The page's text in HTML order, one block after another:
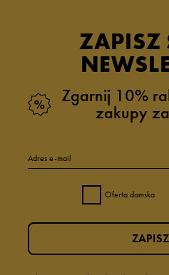
ZAPISZ
Zgarnij 10%
zakupy
Adres e-mail
Oferta damska